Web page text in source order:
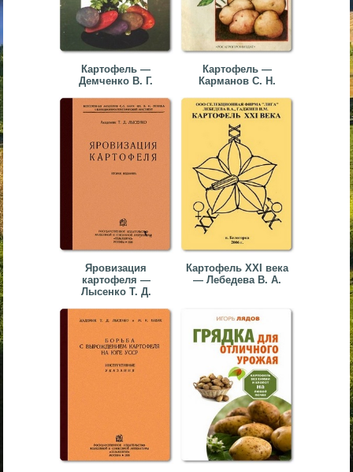
Картофель —
Демченко В. Г.
Картофель —
Карманов С. Н.
Яровизация
картофеля —
Лысенко Т. Д.
Картофель XXI века
— Лебедева В. А.